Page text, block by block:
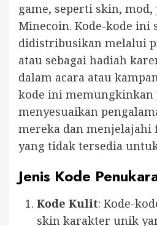
game, seperti skin, mod,
Minecoin. Kode-kode ini
didistribusikan melalui
atau sebagai hadiah
dalam acara atau
kode ini
menyesuaikan
mereka dan
yang tidak tersedia
Jenis Kode
Kode Kulit: Kode-
skin karakter unik